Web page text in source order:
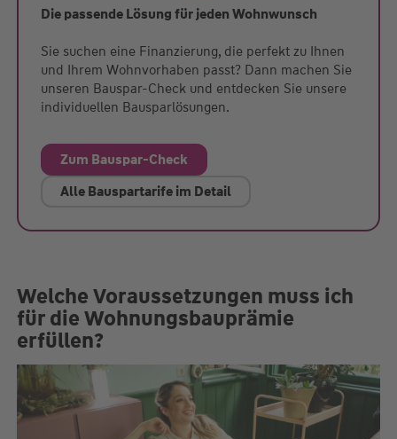
Die passende Lösung für jeden Wohnwunsch
Sie suchen eine Finanzierung, die perfekt zu Ihnen
und Ihrem Wohnvorhaben passt? Dann machen Sie
unseren Bauspar-Check und entdecken Sie unsere
individuellen Bausparlösungen.
Zum Bauspar-Check
Alle Bauspartarife im Detail
Welche Voraussetzungen muss ich
für die Wohnungsbauprämie
erfüllen?